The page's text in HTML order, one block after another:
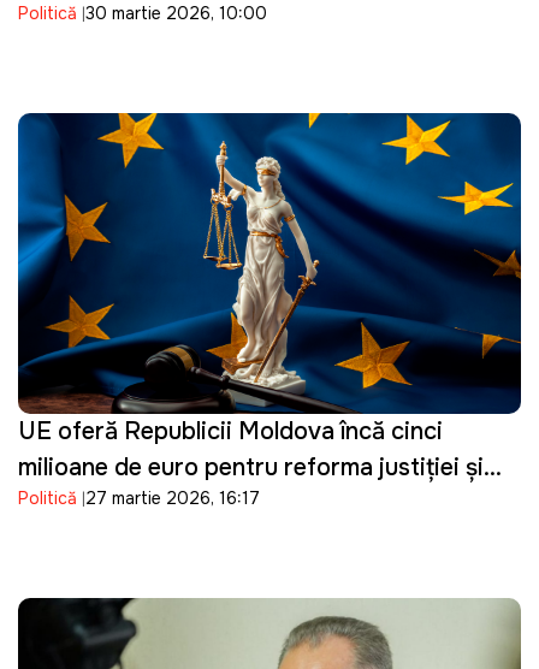
cumpărați un buchet"
Politică 30 martie 2026, 10:00
UE oferă Republicii Moldova încă cinci
milioane de euro pentru reforma justiției și
consolidarea procesului de vetting
Politică 27 martie 2026, 16:17